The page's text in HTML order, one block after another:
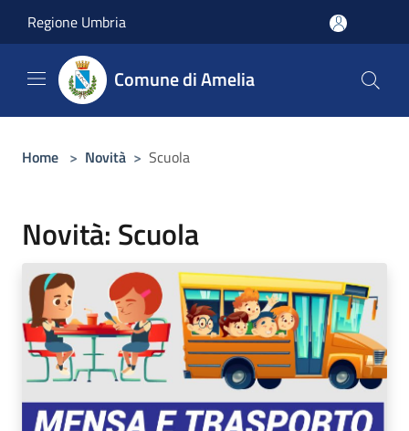
Regione Umbria
Comune di Amelia
Home > Novità > Scuola
Novità: Scuola